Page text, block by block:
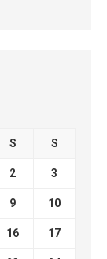
S S
2 3
9 10
16 17